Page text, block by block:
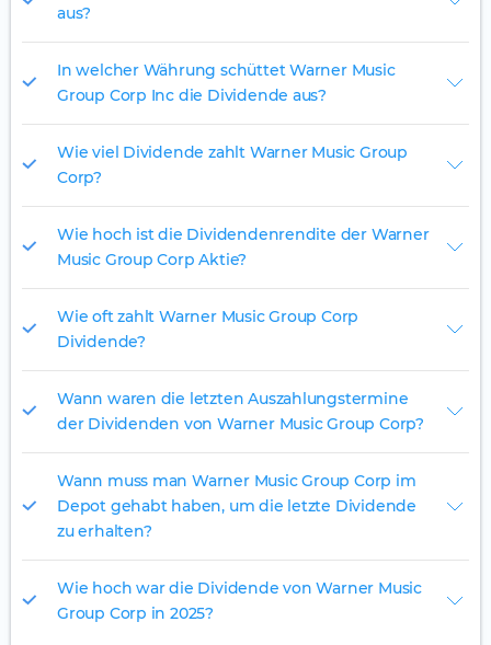
aus?
In welcher Währung schüttet Warner Music
Group Corp Inc die Dividende aus?
Wie viel Dividende zahlt Warner Music Group
Corp?
Wie hoch ist die Dividendenrendite der Warner
Music Group Corp Aktie?
Wie oft zahlt Warner Music Group Corp
Dividende?
Wann waren die letzten Auszahlungstermine
der Dividenden von Warner Music Group Corp?
Wann muss man Warner Music Group Corp im
Depot gehabt haben, um die letzte Dividende
zu erhalten?
Wie hoch war die Dividende von Warner Music
Group Corp in 2025?